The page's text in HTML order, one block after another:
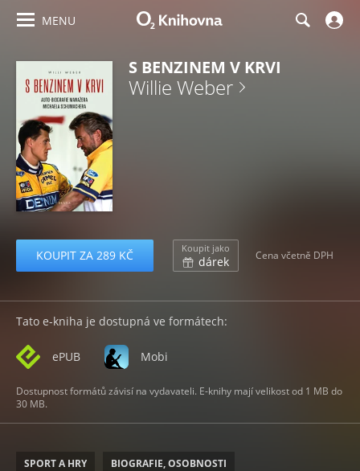
MENU
S BENZINEM V KRVI
Willie Weber
KOUPIT ZA 289 KČ Koupit jako
dárek Cena včetně DPH
Tato e-kniha je dostupná ve formátech:
ePUB Mobi
Dostupnost formátů závisí na vydavateli. E-knihy mají velikost od 1 MB do
30 MB.
SPORT A HRY BIOGRAFIE, OSOBNOSTI